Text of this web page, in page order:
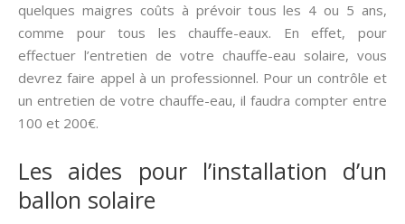
quelques maigres coûts à prévoir tous les 4 ou 5 ans,
comme pour tous les chauffe-eaux. En effet, pour
effectuer l’entretien de votre chauffe-eau solaire, vous
devrez faire appel à un professionnel. Pour un contrôle et
un entretien de votre chauffe-eau, il faudra compter entre
100 et 200€.
Les aides pour l’installation d’un
ballon solaire